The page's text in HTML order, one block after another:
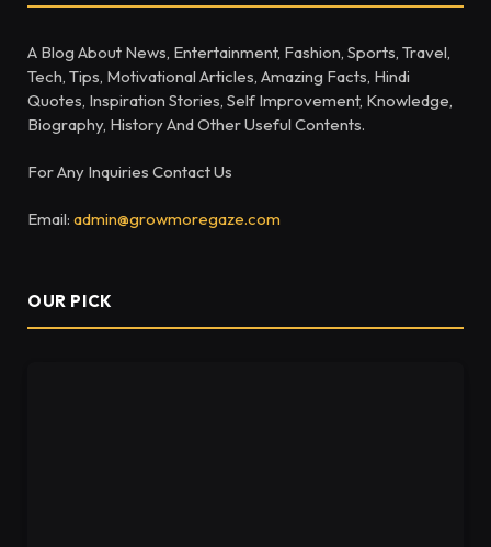
A Blog About News, Entertainment, Fashion, Sports, Travel,
Tech, Tips, Motivational Articles, Amazing Facts, Hindi
Quotes, Inspiration Stories, Self Improvement, Knowledge,
Biography, History And Other Useful Contents.
For Any Inquiries Contact Us
Email: admin@growmoregaze.com
OUR PICK